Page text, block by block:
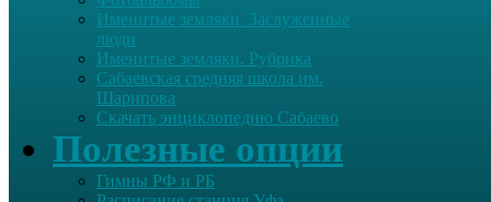
Именитые земляки. Заслуженные
люди
Именитые земляки. Рубрика
Сабаевская средняя школа им.
Шарипова
Скачать энциклопедию Сабаево
Полезные опции
Гимны РФ и РБ